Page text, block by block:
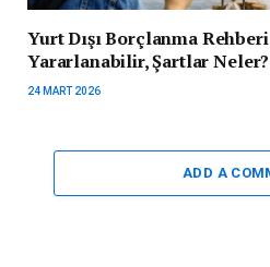
Yurt Dışı Borçlanma
Yararlanabilir, Şartlar Neler?
24 MART 2026
ADD A